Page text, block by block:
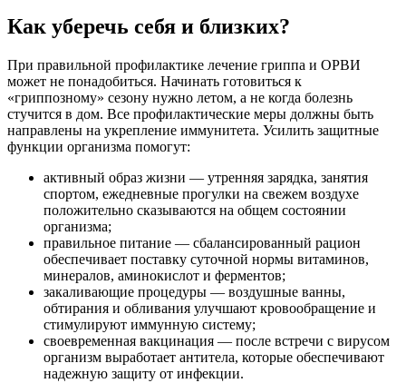
Как уберечь себя и близких?
При правильной профилактике лечение гриппа и ОРВИ
может не понадобиться. Начинать готовиться к
«гриппозному» сезону нужно летом, а не когда болезнь
стучится в дом. Все профилактические меры должны быть
направлены на укрепление иммунитета. Усилить защитные
функции организма помогут:
активный образ жизни — утренняя зарядка, занятия
спортом, ежедневные прогулки на свежем воздухе
положительно сказываются на общем состоянии
организма;
правильное питание — сбалансированный рацион
обеспечивает поставку суточной нормы витаминов,
минералов, аминокислот и ферментов;
закаливающие процедуры — воздушные ванны,
обтирания и обливания улучшают кровообращение и
стимулируют иммунную систему;
своевременная вакцинация — после встречи с вирусом
организм выработает антитела, которые обеспечивают
надежную защиту от инфекции.